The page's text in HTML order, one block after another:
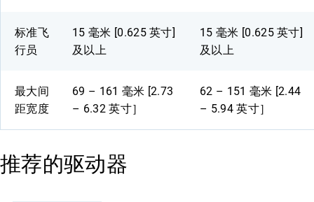
标准飞
行员
15 毫米 [0.625 英寸]
及以上
15 毫米 [0.625 英寸]
及以上
最大间
距宽度
69 – 161 毫米 [2.73
– 6.32 英寸］
62 – 151 毫米 [2.44
– 5.94 英寸］
推荐的驱动器